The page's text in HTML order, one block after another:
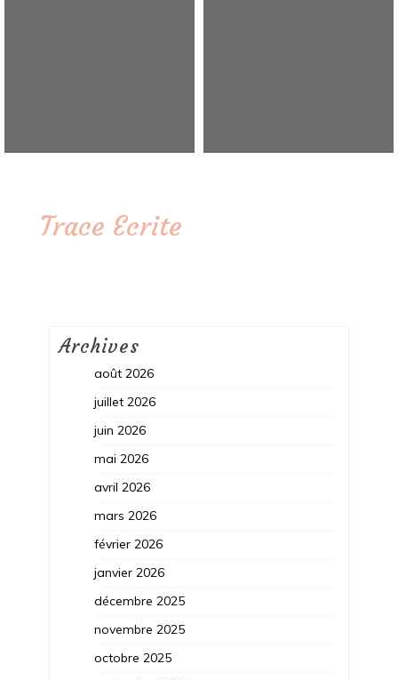
Trace Ecrite
Archives
août 2026
juillet 2026
juin 2026
mai 2026
avril 2026
mars 2026
février 2026
janvier 2026
décembre 2025
novembre 2025
octobre 2025